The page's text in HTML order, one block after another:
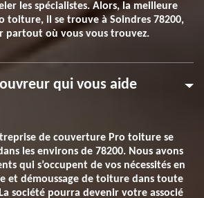
les spécialistes. Alors, la meilleure
toiture, il se trouve à Soindres 78200,
partout où vous vous trouvez.
qui vous aide
de couverture Pro toiture se
les environs de 78200. Nous avons
qui s’occupent de vos nécessités en
et démoussage de toiture dans toute
société pourra devenir votre associé